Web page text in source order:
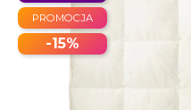
PROMOCJA
-15%